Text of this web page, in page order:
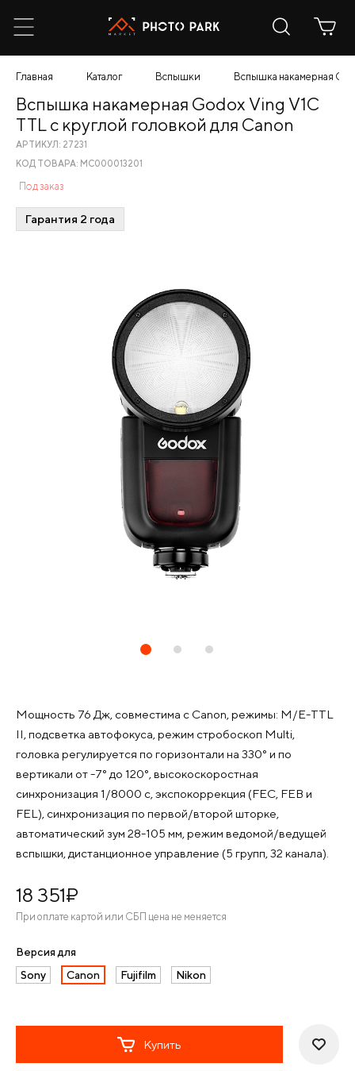
Главная Каталог Вспышки Вспышка накамерная
Мощность 76 Дж, совместима с Canon, режимы: M/E-TTL
II, подсветка автофокуса, режим стробоскоп Multi,
головка регулируется по горизонтали на 330° и по
вертикали от -7° до 120°, высокоскоростная
синхронизация 1/8000 c, экспокоррекция (FEC, FEB и
FEL), синхронизация по первой/второй шторке,
автоматический зум 28-105 мм, режим ведомой/ведущей
вспышки, дистанционное управление (5 групп, 32 канала).
18 351¤
При оплате картой или СБП цена не меняется
Версия для
Sony
Canon Fujifilm Nikon
Купить
Вспышка накамерная Godox Ving V1C
TTL с круглой головкой для Canon
АРТИКУЛ: 27231
КОД ТОВАРА: МС000013201
Под заказ
Гарантия 2 года